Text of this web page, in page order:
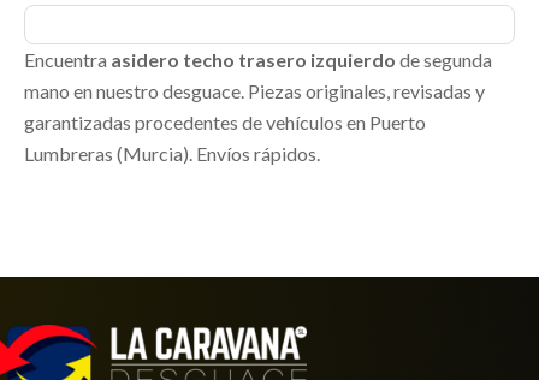
Encuentra asidero techo trasero izquierdo de segunda
mano en nuestro desguace. Piezas originales, revisadas y
garantizadas procedentes de vehículos en Puerto
Lumbreras (Murcia). Envíos rápidos.